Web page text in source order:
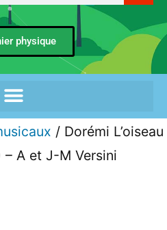
physique
/ Dorémi L’oiseau
– A et J-M Versini